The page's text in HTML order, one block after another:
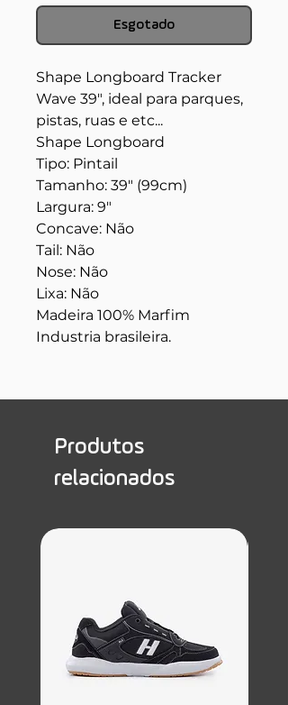
Esgotado
Shape Longboard Tracker
Wave 39", ideal para parques,
pistas, ruas e etc...
Shape Longboard
Tipo: Pintail
Tamanho: 39" (99cm)
Largura: 9"
Concave: Não
Tail: Não
Nose: Não
Lixa: Não
Madeira 100% Marfim
Industria brasileira.
Produtos
relacionados